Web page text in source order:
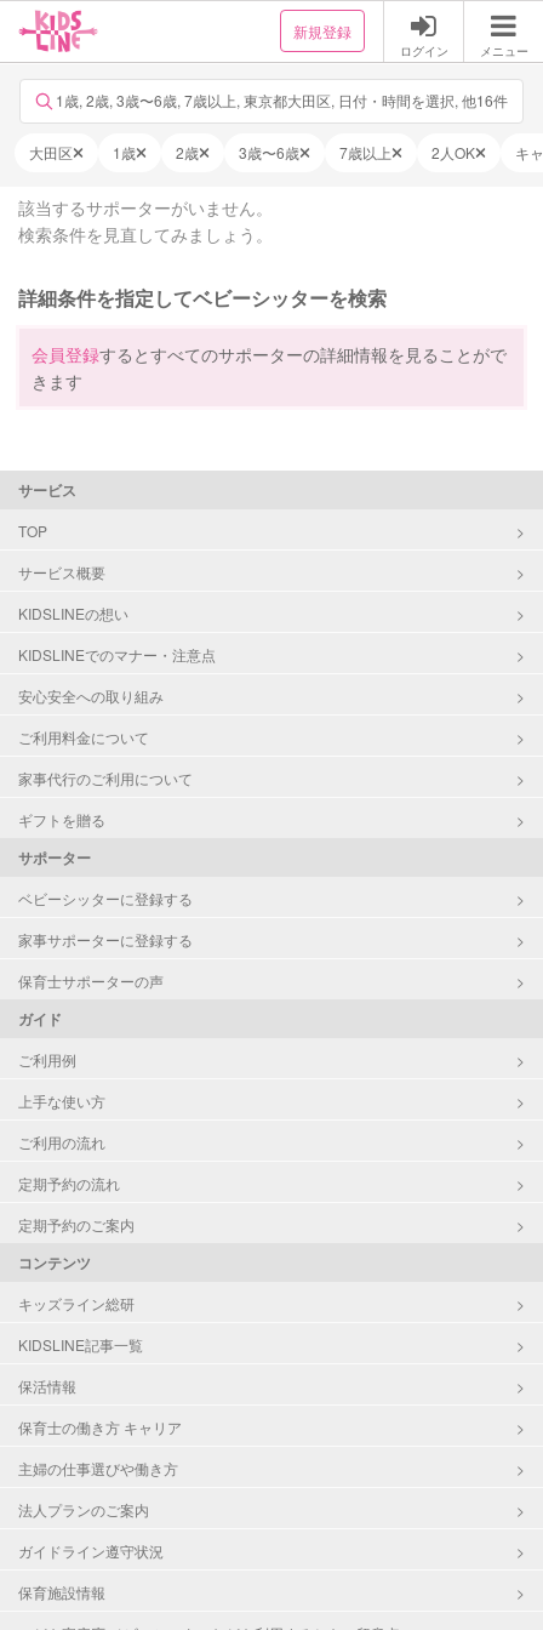
新規登録
ログイン メニュー
1歳, 2歳, 3歳〜6歳, 7歳以上, 東京都大田区, 日付・時間を選択, 他16件
大田区 1歳 2歳 3歳〜6歳 7歳以上 2人OK キ
該当するサポーターがいません。
検索条件を見直してみましょう。
詳細条件を指定してベビーシッターを検索
会員登録するとすべてのサポーターの詳細情報を見ることがで
きます
サービス
TOP
サービス概要
KIDSLINEの想い
KIDSLINEでのマナー・注意点
安心安全への取り組み
ご利用料金について
家事代行のご利用について
ギフトを贈る
サポーター
ベビーシッターに登録する
家事サポーターに登録する
保育士サポーターの声
ガイド
ご利用例
上手な使い方
ご利用の流れ
定期予約の流れ
定期予約のご案内
コンテンツ
キッズライン総研
KIDSLINE記事一覧
保活情報
保育士の働き方 キャリア
主婦の仕事選びや働き方
法人プランのご案内
ガイドライン遵守状況
保育施設情報